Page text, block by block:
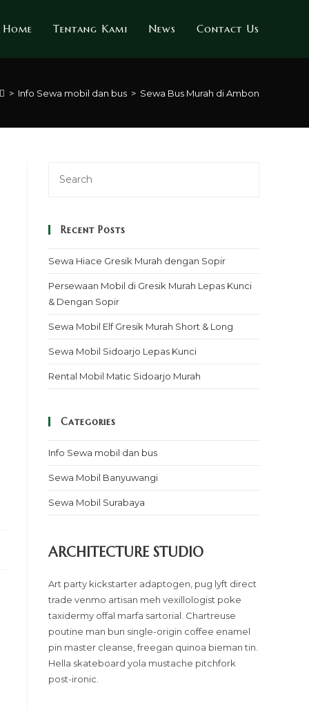
Home Tentang Kami News Contact Us
> Info Sewa mobil dan bus > Sewa Bus Murah di Ambon
Recent Posts
Sewa Hiace Gresik Murah dengan Sopir
Persewaan Mobil di Gresik Murah Lepas Kunci
& Dengan Sopir
Sewa Mobil Elf Gresik Murah Short & Long
Sewa Mobil Sidoarjo Lepas Kunci
Rental Mobil Matic Sidoarjo Murah
Categories
Info Sewa mobil dan bus
Sewa Mobil Banyuwangi
Sewa Mobil Surabaya
ARCHITECTURE STUDIO
Art party kickstarter adaptogen, pug lyft direct
trade venmo artisan meh vexillologist poke
taxidermy offal marfa sartorial. Chartreuse
poutine man bun single-origin coffee enamel
pin master cleanse, freegan quinoa bieman tin.
Hella skateboard yola mustache pitchfork
post-ironic.